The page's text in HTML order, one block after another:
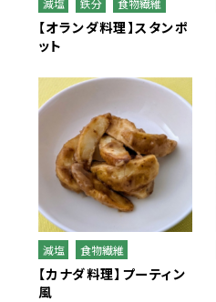
全学栄 豚レバーチ
ほぐしささみ（水煮）
スクールがんもどき
給食用毎日骨太
北海道シュレッドチ
減塩 鉄分 食物繊維
【オランダ料理】スタンポ
ット
減塩 食物繊維
【カナダ料理】プーティン
風